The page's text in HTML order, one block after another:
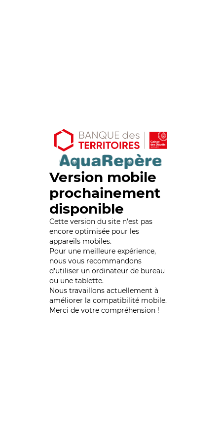
Version mobile
prochainement
disponible
Cette version du site n’est pas
encore optimisée pour les
appareils mobiles.
Pour une meilleure expérience,
nous vous recommandons
d'utiliser un ordinateur de bureau
ou une tablette.
Nous travaillons actuellement à
améliorer la compatibilité mobile.
Merci de votre compréhension !